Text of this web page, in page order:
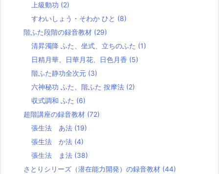
上級動功 (2)
すわいしょう・そわか ひと (8)
階ふた段階の録音教材 (29)
清昇濁降 ふた、坐式、立ちのふた (1)
日精月華、日華月花、日色月香 (5)
階ふた静功全次元 (3)
六神秘功 ふた、階ふた 按摩法 (2)
収式調和 ふた (6)
超階講座の録音教材 (72)
張生法 あ法 (19)
張生法 か法 (4)
張生法 ま法 (38)
さとりシリーズ（潜在能力開発）の録音教材 (44)